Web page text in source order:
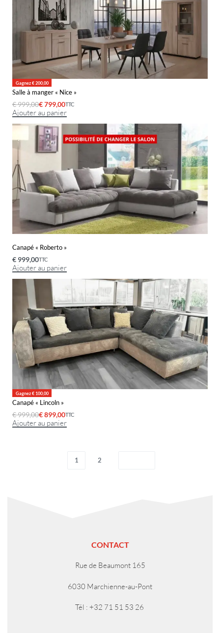
Gagnez € 200,00
Salle à manger « Nice »
€999,00€799,00TTC
Ajouter au panier
Canapé « Roberto »
€ 999,00TTC
Ajouter au panier
Gagnez € 100,00
Canapé « Lincoln »
€999,00€899,00TTC
Ajouter au panier
1 2
CONTACT
Rue de Beaumont 165
6030 Marchienne-au-Pont
Tél : +32 71 51 53 26